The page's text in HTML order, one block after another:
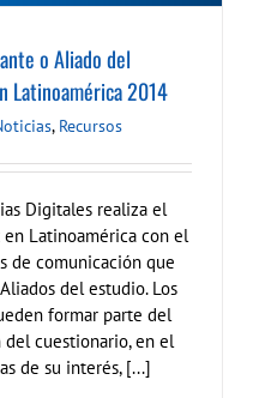
o Aliado del
Latinoamérica 2014
, Recursos
Digitales realiza el
Latinoamérica con el
de comunicación que
del estudio. Los
formar parte del
del cuestionario, en el
de su interés, [...]